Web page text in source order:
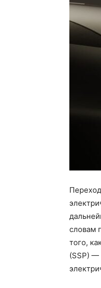
словам
того,
(SSP) —